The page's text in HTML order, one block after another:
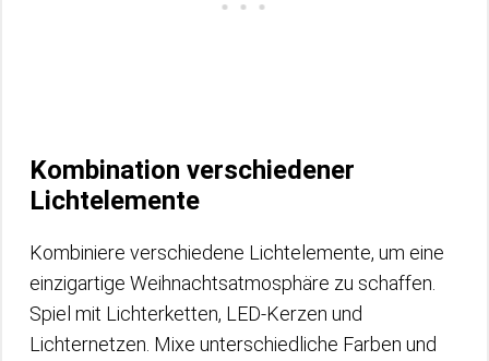
Kombination verschiedener
Lichtelemente
Kombiniere verschiedene Lichtelemente, um eine
einzigartige Weihnachtsatmosphäre zu schaffen.
Spiel mit Lichterketten, LED-Kerzen und
Lichternetzen. Mixe unterschiedliche Farben und